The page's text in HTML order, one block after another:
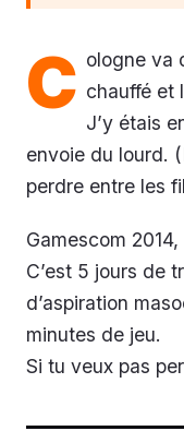
C ologne va
chauffé et
J’y étais
envoie du lourd.
perdre entre les
Gamescom
C’est 5 jours de
d’aspiration
minutes de jeu.
Si tu veux pas